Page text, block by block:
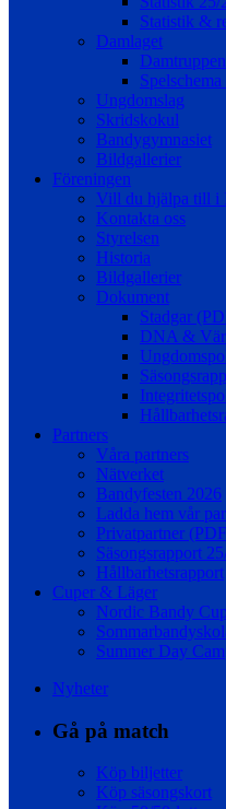
Statistik &
Damlaget
Damtruppen
Ungdomslag
Skridskokul
Bandygymnasiet
Bildgallerier
Föreningen
Vill du hjälpa till i
Kontakta oss
Styrelsen
Historia
Bildgallerier
Dokument
Stadgar
DNA &
Partners
Våra partners
Nätverket
Bandyfesten 2026
Ladda hem vår
Privatpartner
Säsongsrapport
Hållbarhetsrapport
Cuper & Läger
Nordic Bandy
Summer Day
Nyheter
Gå på match
Köp biljetter
Köp säsongskort